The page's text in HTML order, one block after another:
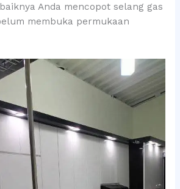
Anda mencopot selang gas
membuka permukaan